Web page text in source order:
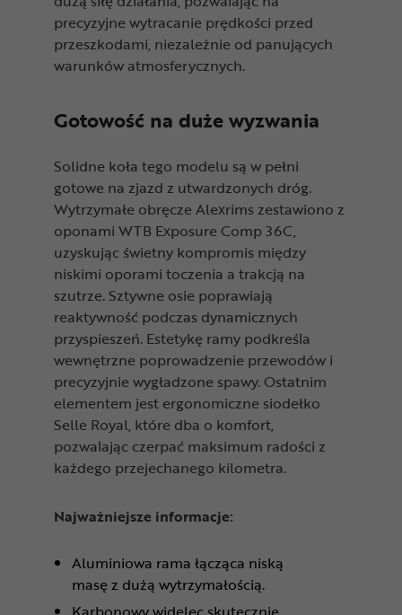
precyzyjne wytracanie prędkości przed
przeszkodami, niezależnie od panujących
warunków atmosferycznych.
Gotowość na duże wyzwania
Solidne koła tego modelu są w pełni
gotowe na zjazd z utwardzonych dróg.
Wytrzymałe obręcze Alexrims zestawiono z
oponami WTB Exposure Comp 36C,
uzyskując świetny kompromis między
niskimi oporami toczenia a trakcją na
szutrze. Sztywne osie poprawiają
reaktywność podczas dynamicznych
przyspieszeń. Estetykę ramy podkreśla
wewnętrzne poprowadzenie przewodów i
precyzyjnie wygładzone spawy. Ostatnim
elementem jest ergonomiczne siodełko
Selle Royal, które dba o komfort,
pozwalając czerpać maksimum radości z
każdego przejechanego kilometra.
Najważniejsze informacje:
Aluminiowa rama łącząca niską
masę z dużą wytrzymałością.